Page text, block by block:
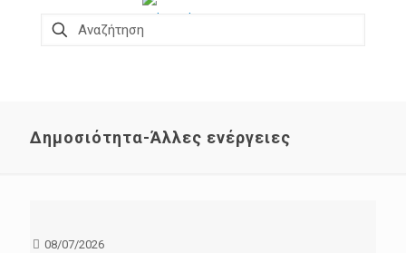
Δημοσιότητα-Άλλες ενέργειες
08/07/2026